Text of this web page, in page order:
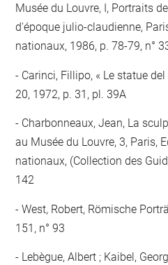
Musée du Louvre, I, Portraits
d'époque julio-claudienne,
nationaux, 1986, p. 78-79, n°
Carinci, Fillipo, « Le statue
20, 1972, p. 31, pl. 39A
Charbonneaux, Jean, La
au Musée du Louvre, 3, Paris,
nationaux, (Collection des
142
West, Robert, Römische
151, n° 93
Lebègue, Albert ; Kaibel,